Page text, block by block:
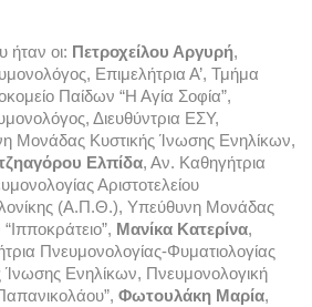
ήταν οι: Πετροχείλου Αργυρή,
Επιμελήτρια Α’, Τμήμα
Διευθύντρια ΕΣΥ,
Μονάδας Κυστικής Ίνωσης Ενηλίκων,
Ελπίδα, Αν. Καθηγήτρια
Αριστοτελείου
(Α.Π.Θ.), Υπεύθυνη Μονάδας
Μανίκα Κατερίνα,
Πνευμονολογίας-Φυματιολογίας
Ενηλίκων, Πνευμονολογική
Φωτουλάκη Μαρία,